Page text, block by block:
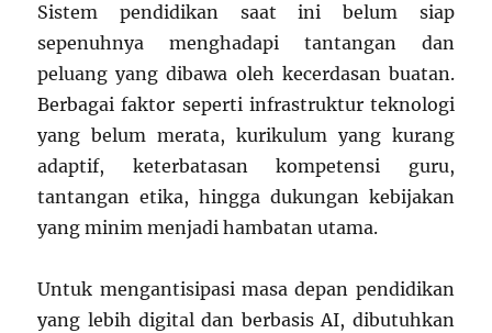
Sistem pendidikan saat ini belum siap
sepenuhnya menghadapi tantangan dan
peluang yang dibawa oleh kecerdasan buatan.
Berbagai faktor seperti infrastruktur teknologi
yang belum merata, kurikulum yang kurang
adaptif, keterbatasan kompetensi guru,
tantangan etika, hingga dukungan kebijakan
yang minim menjadi hambatan utama.
Untuk mengantisipasi masa depan pendidikan
yang lebih digital dan berbasis AI, dibutuhkan